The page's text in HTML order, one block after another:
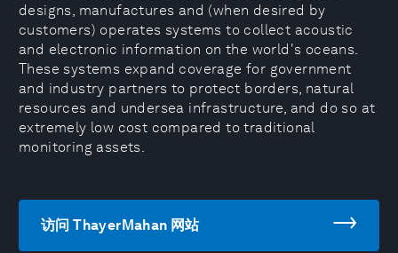
designs, manufactures and (when desired by
customers) operates systems to collect acoustic
and electronic information on the world's oceans.
These systems expand coverage for government
and industry partners to protect borders, natural
resources and undersea infrastructure, and do so at
extremely low cost compared to traditional
monitoring assets.
访问 ThayerMahan 网站